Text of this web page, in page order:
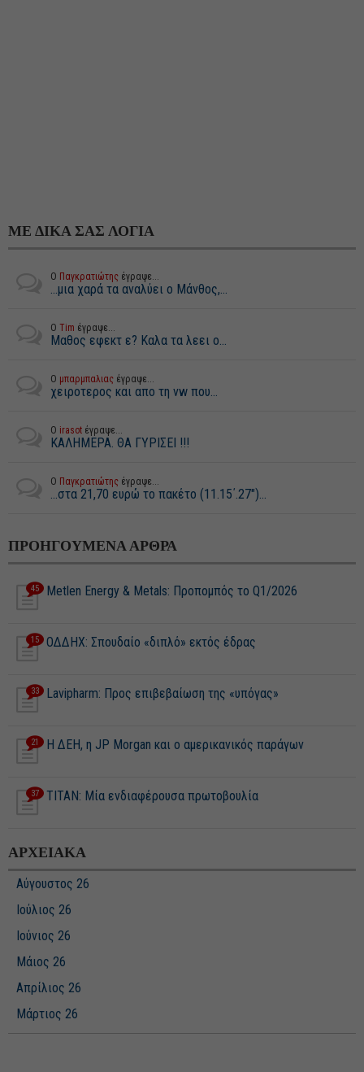
ΜΕ ΔΙΚΑ ΣΑΣ ΛΟΓΙΑ
Ο Παγκρατιώτης έγραψε...
...μια χαρά τα αναλύει ο Μάνθος,...
Ο Tim έγραψε...
Μαθος εφεκτ ε? Καλα τα λεει ο...
Ο μπαρμπαλιας έγραψε...
χειροτερος και απο τη vw που...
Ο irasot έγραψε...
ΚΑΛΗΜΕΡΑ. ΘΑ ΓΥΡΙΣΕΙ !!!
Ο Παγκρατιώτης έγραψε...
...στα 21,70 ευρώ το πακέτο (11.15΄.27")...
ΠΡΟΗΓΟΥΜΕΝΑ ΑΡΘΡΑ
45 Metlen Energy & Metals: Προπομπός το Q1/2026
15 ΟΔΔΗΧ: Σπουδαίο «διπλό» εκτός έδρας
33 Lavipharm: Προς επιβεβαίωση της «υπόγας»
21 Η ΔΕΗ, η JP Morgan και ο αμερικανικός παράγων
37 ΤΙΤΑΝ: Μία ενδιαφέρουσα πρωτοβουλία
ΑΡΧΕΙΑΚΑ
Αύγουστος 26
Ιούλιος 26
Ιούνιος 26
Μάιος 26
Απρίλιος 26
Μάρτιος 26